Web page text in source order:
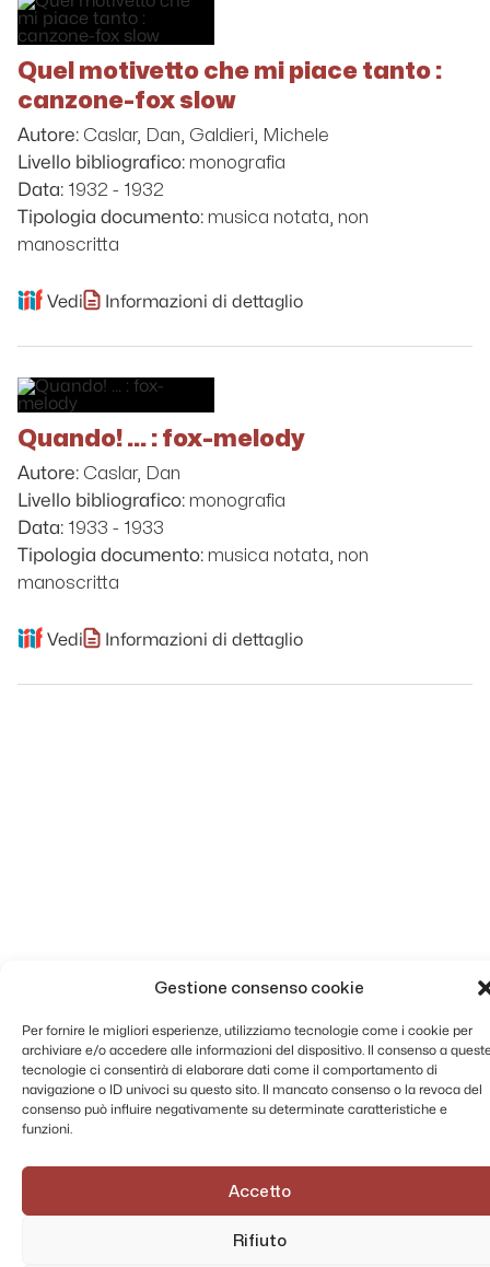
Gestione consenso cookie
Per fornire le migliori esperienze, utilizziamo tecnologie come i cookie per
archiviare e/o accedere alle informazioni del dispositivo. Il consenso a
tecnologie ci consentirà di elaborare dati come il comportamento di
navigazione o ID univoci su questo sito. Il mancato consenso o la revoca del
consenso può influire negativamente su determinate caratteristiche e
funzioni.
Accetto
Rifiuto
Quel motivetto che mi piace tanto :
canzone-fox slow
Autore: Caslar, Dan, Galdieri, Michele
Livello bibliografico: monografia
Data: 1932 - 1932
Tipologia documento: musica notata, non
manoscritta
Vedi Informazioni di dettaglio
Quando! ... : fox-melody
Autore: Caslar, Dan
Livello bibliografico: monografia
Data: 1933 - 1933
Tipologia documento: musica notata, non
manoscritta
Vedi Informazioni di dettaglio